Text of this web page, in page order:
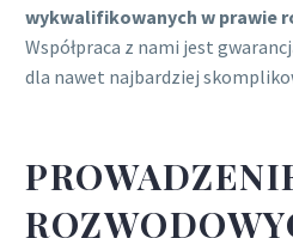
wykwalifikowanych w prawie
Współpraca z nami jest
dla nawet najbardziej